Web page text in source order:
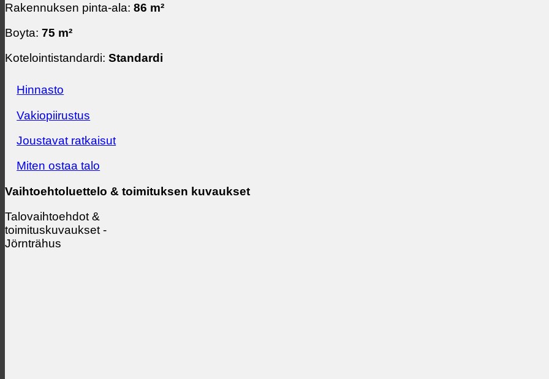
Rakennuksen pinta-ala: 86 m²
Boyta: 75 m²
Kotelointistandardi: Standardi
Hinnasto
Vakiopiirustus
Joustavat ratkaisut
Miten ostaa talo
Vaihtoehtoluettelo & toimituksen kuvaukset
Talovaihtoehdot &
toimituskuvaukset -
Jörnträhus